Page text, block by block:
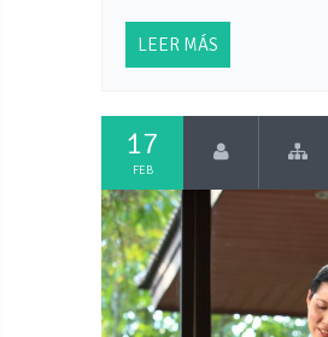
LEER MÁS
17
FEB